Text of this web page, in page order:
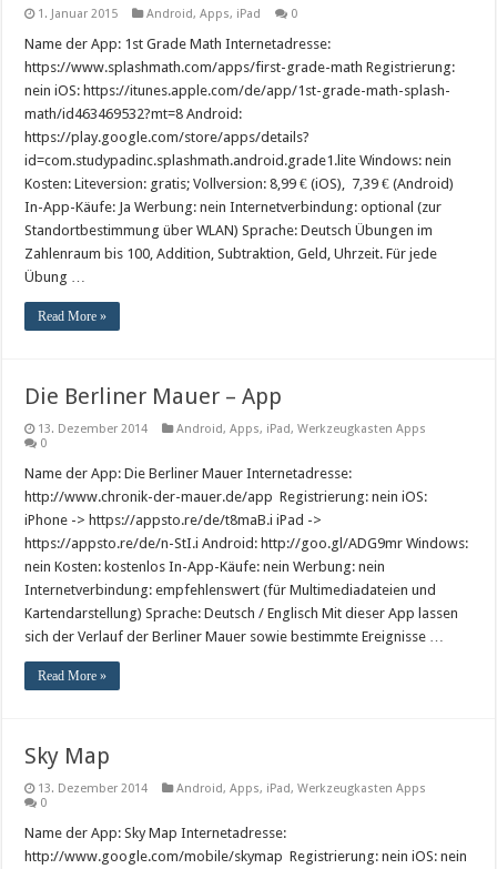
1. Januar 2015 Android,Apps, iPad 0
Name der App: 1st Grade Math Internetadresse:
https://www.splashmath.com/apps/first-grade-math Registrierung:
nein iOS: https://itunes.apple.com/de/app/1st-grade-math-splash-
math/id463469532?mt=8 Android:
https://play.google.com/store/apps/details?
id=com.studypadinc.splashmath.android.grade1.lite Windows: nein
Kosten: Liteversion: gratis; Vollversion: 8,99 € (iOS), 7,39 € (Android)
In-App-Käufe: Ja Werbung: nein Internetverbindung: optional (zur
Standortbestimmung über WLAN) Sprache: Deutsch Übungen im
Zahlenraum bis 100, Addition, Subtraktion, Geld, Uhrzeit. Für jede
Übung …
Read More »
Die Berliner Mauer – App
13. Dezember 2014 Android,Apps, iPad,Werkzeugkasten Apps
0
Name der App: Die Berliner Mauer Internetadresse:
http://www.chronik-der-mauer.de/app Registrierung: nein iOS:
iPhone -> https://appsto.re/de/t8maB.i iPad ->
https://appsto.re/de/n-StI.i Android: http://goo.gl/ADG9mr Windows:
nein Kosten: kostenlos In-App-Käufe: nein Werbung: nein
Internetverbindung: empfehlenswert (für Multimediadateien und
Kartendarstellung) Sprache: Deutsch / Englisch Mit dieser App lassen
sich der Verlauf der Berliner Mauer sowie bestimmte Ereignisse …
Read More »
Sky Map
13. Dezember 2014 Android,Apps, iPad,Werkzeugkasten Apps
0
Name der App: Sky Map Internetadresse:
http://www.google.com/mobile/skymap Registrierung: nein iOS: nein